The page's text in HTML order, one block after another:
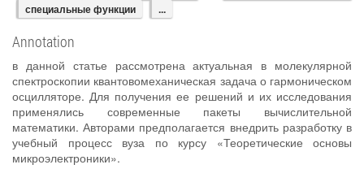
специальные функции
...
Annotation
в данной статье рассмотрена актуальная в молекулярной
спектроскопии квантовомеханическая задача о гармоническом
осцилляторе. Для получения ее решений и их исследования
применялись современные пакеты вычислительной
математики. Авторами предполагается внедрить разработку в
учебный процесс вуза по курсу «Теоретические основы
микроэлектроники».